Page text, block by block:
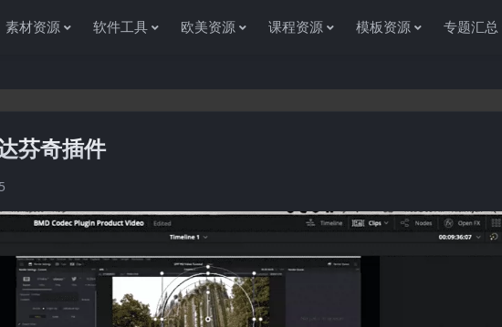
素材资源 软件工具 欧美资源 课程资源 模板资源 专题汇总
芬奇插件
感谢您访问资源杂货铺获取各种信息资源!如果遇到任何问